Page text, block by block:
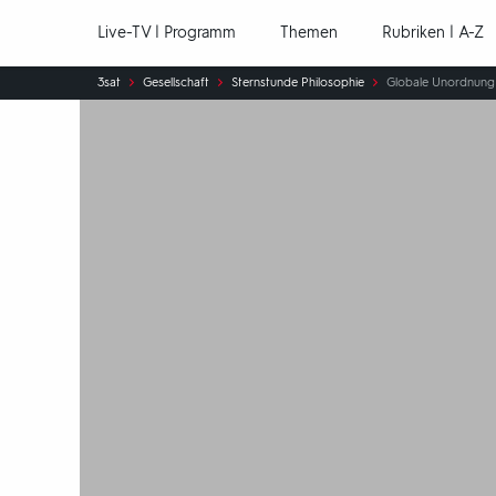
Live-TV | Programm Themen Rubriken | A-Z
Sie
sind
3sat Gesellschaft Sternstunde Philosophie Globale